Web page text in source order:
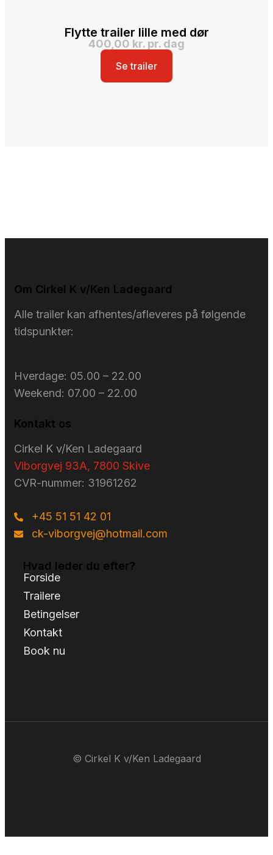
Flytte trailer lille med dør
400,00 kr. pr. dag
Se trailer
Om Cirkel K v/Ken Ladegaard
Alle trailer kan afhentes/afleveres på følgende
tidspunkter:
Hverdage: ​05.00 – 22.00
Weekend: ​07.00 – 22.00
Kontakt os
Cirkel K v/Ken Ladegaard
Viborgvej 93A, 7800 Skive
CVR-nummer: 31961262
+45 51 51 42 01
ck-viborgvej@hotmail.com
Hvad leder du efter?
Forside
Trailere
Betingelser
Kontakt
Book nu
© Cirkel K v/Ken Ladegaard